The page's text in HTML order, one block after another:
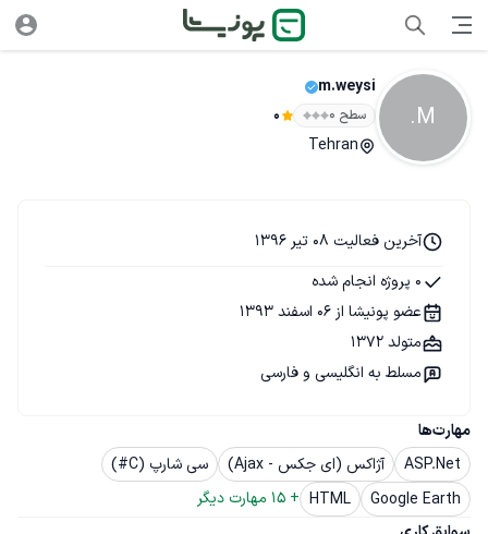
M.
m.weysi
سطح ۰ 0
Tehran
مهارت‌ها
ASP.Net
آژاکس (ای جکس - Ajax)
سی شارپ (C#)
Google Earth
HTML
+
15 مهارت دیگر
آخرین فعالیت 08 تیر 1396
0 پروژه انجام شده
عضو پونیشا از 06 اسفند 1393
متولد 1372
مسلط به انگلیسی و فارسی